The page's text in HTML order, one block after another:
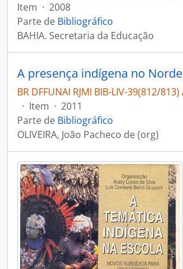
Item · 2008
Parte de Bibliográfico
BAHIA. Secretaria da Educação
A presença indígena no
BR DFFUNAI RJMI BIB-LIV-39(812/
· Item · 2011
Parte de Bibliográfico
OLIVEIRA, João Pacheco de (org)